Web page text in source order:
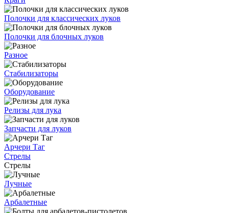
Полочки для классических луков
Полочки для блочных луков
Разное
Стабилизаторы
Оборудование
Релизы для лука
Запчасти для луков
Арчери Таг
Стрелы
Стрелы
Лучные
Арбалетные